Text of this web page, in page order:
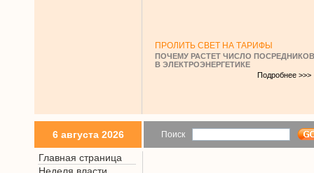
ПРОЛИТЬ СВЕТ НА ТАРИФЫ
ПОЧЕМУ РАСТЕТ ЧИСЛО ПОСРЕДНИКОВ
В ЭЛЕКТРОЭНЕРГЕТИКЕ
Подробнее >>>
6 августа 2026 Поиск
Главная страница